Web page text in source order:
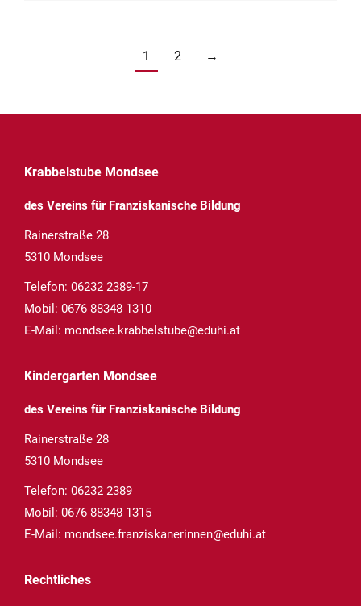
1 2 →
Krabbelstube Mondsee
des Vereins für Franziskanische Bildung
Rainerstraße 28
5310 Mondsee
Telefon: 06232 2389-17
Mobil: 0676 88348 1310
E-Mail: mondsee.krabbelstube@eduhi.at
Kindergarten Mondsee
des Vereins für Franziskanische Bildung
Rainerstraße 28
5310 Mondsee
Telefon: 06232 2389
Mobil: 0676 88348 1315
E-Mail: mondsee.franziskanerinnen@eduhi.at
Rechtliches